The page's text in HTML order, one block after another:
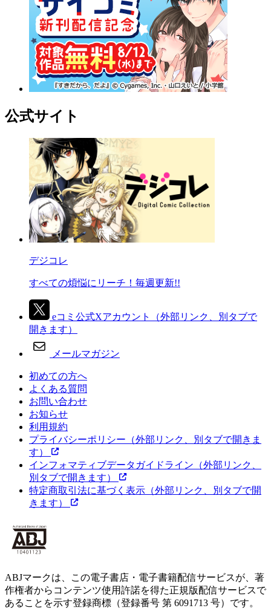
公式サイト
デジコレ
すべての煩悩にリーチ！毎週更新!!
eコミ公式Xアカウント
（外部リンク、別タブで
開きます）
メールマガジン
初めての方へ
よくある質問
お問い合わせ
お知らせ
利用規約
プライバシーポリシー （外部リンク、別タブで開きま
す）
インフォマティブデータガイドライン （外部リンク、
別タブで開きます）
特定商取引法に基づく表示 （外部リンク、別タブで開
きます）
ABJマークは、この電子書店・電子書籍配信サービスが、著
作権者からコンテンツ使用許諾を得た正規版配信サービスで
あることを示す登録商標（登録番号 第 6091713 号）です。